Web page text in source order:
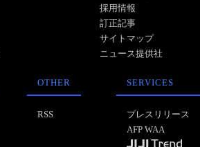
採用情報
訂正記事
サイトマップ
ニュース提供社
OTHER
RSS
SERVICES
プレスリリース
AFP WAA